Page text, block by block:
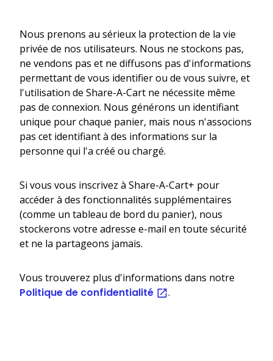
Nous prenons au sérieux la protection de la vie
privée de nos utilisateurs. Nous ne stockons pas,
ne vendons pas et ne diffusons pas d'informations
permettant de vous identifier ou de vous suivre, et
l'utilisation de Share-A-Cart ne nécessite même
pas de connexion. Nous générons un identifiant
unique pour chaque panier, mais nous n'associons
pas cet identifiant à des informations sur la
personne qui l'a créé ou chargé.
Si vous vous inscrivez à Share-A-Cart+ pour
accéder à des fonctionnalités supplémentaires
(comme un tableau de bord du panier), nous
stockerons votre adresse e-mail en toute sécurité
et ne la partageons jamais.
Vous trouverez plus d'informations dans notre
Politique de confidentialité .